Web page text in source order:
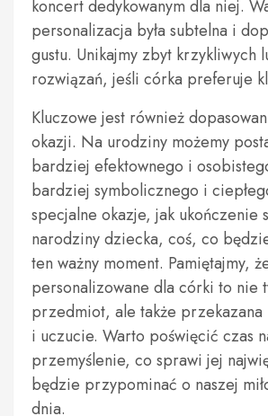
koncert dedykowanym dla niej.
personalizacja była subtelna i
gustu. Unikajmy zbyt krzykliwych
rozwiązań, jeśli córka preferuje
Kluczowe jest również
okazji. Na urodziny możemy
bardziej efektownego i
bardziej symbolicznego i
specjalne okazje, jak ukończenie
narodziny dziecka, coś, co
ten ważny moment. Pamiętajmy,
personalizowane dla córki to nie
przedmiot, ale także przekazana
i uczucie. Warto poświęcić czas
przemyślenie, co sprawi jej
będzie przypominać o naszej
dnia.